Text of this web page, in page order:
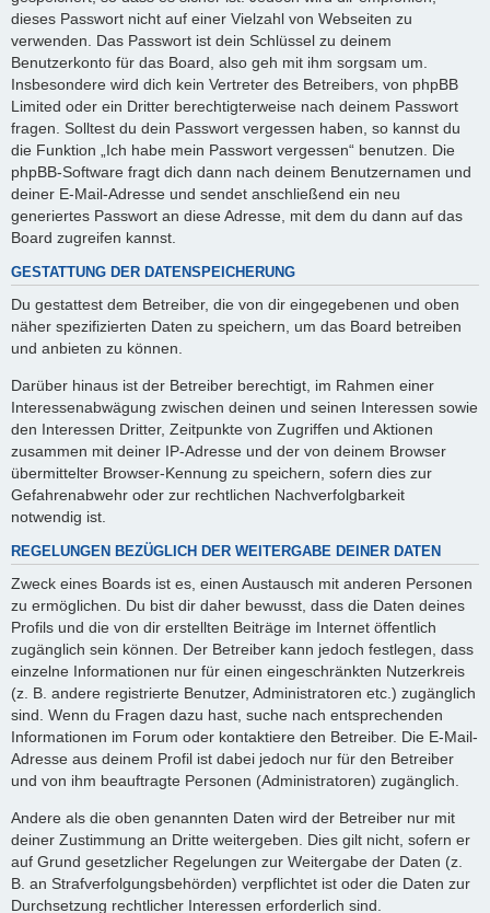
dieses Passwort nicht auf einer Vielzahl von Webseiten zu
verwenden. Das Passwort ist dein Schlüssel zu deinem
Benutzerkonto für das Board, also geh mit ihm sorgsam um.
Insbesondere wird dich kein Vertreter des Betreibers, von phpBB
Limited oder ein Dritter berechtigterweise nach deinem Passwort
fragen. Solltest du dein Passwort vergessen haben, so kannst du
die Funktion „Ich habe mein Passwort vergessen“ benutzen. Die
phpBB-Software fragt dich dann nach deinem Benutzernamen und
deiner E-Mail-Adresse und sendet anschließend ein neu
generiertes Passwort an diese Adresse, mit dem du dann auf das
Board zugreifen kannst.
GESTATTUNG DER DATENSPEICHERUNG
Du gestattest dem Betreiber, die von dir eingegebenen und oben
näher spezifizierten Daten zu speichern, um das Board betreiben
und anbieten zu können.
Darüber hinaus ist der Betreiber berechtigt, im Rahmen einer
Interessenabwägung zwischen deinen und seinen Interessen sowie
den Interessen Dritter, Zeitpunkte von Zugriffen und Aktionen
zusammen mit deiner IP-Adresse und der von deinem Browser
übermittelter Browser-Kennung zu speichern, sofern dies zur
Gefahrenabwehr oder zur rechtlichen Nachverfolgbarkeit
notwendig ist.
REGELUNGEN BEZÜGLICH DER WEITERGABE DEINER DATEN
Zweck eines Boards ist es, einen Austausch mit anderen Personen
zu ermöglichen. Du bist dir daher bewusst, dass die Daten deines
Profils und die von dir erstellten Beiträge im Internet öffentlich
zugänglich sein können. Der Betreiber kann jedoch festlegen, dass
einzelne Informationen nur für einen eingeschränkten Nutzerkreis
(z. B. andere registrierte Benutzer, Administratoren etc.) zugänglich
sind. Wenn du Fragen dazu hast, suche nach entsprechenden
Informationen im Forum oder kontaktiere den Betreiber. Die E-Mail-
Adresse aus deinem Profil ist dabei jedoch nur für den Betreiber
und von ihm beauftragte Personen (Administratoren) zugänglich.
Andere als die oben genannten Daten wird der Betreiber nur mit
deiner Zustimmung an Dritte weitergeben. Dies gilt nicht, sofern er
auf Grund gesetzlicher Regelungen zur Weitergabe der Daten (z.
B. an Strafverfolgungsbehörden) verpflichtet ist oder die Daten zur
Durchsetzung rechtlicher Interessen erforderlich sind.